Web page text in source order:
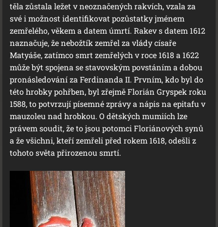
těla zůstala ležet v neoznačených rakvích, vzala za
své i možnost identifikovat pozůstatky jménem
zemřelého, věkem a datem úmrtí. Rakev s datem 1612
naznačuje, že nebožtík zemřel za vlády císaře
Matyáše, zatímco smrt zemřelých v roce 1618 a 1622
může být spojena se stavovským povstáním a dobou
pronásledování za Ferdinanda II. Prvním, kdo byl do
této hrobky pohřben, byl zřejmě Florián Gryspek roku
1588, to potvrzují písemné zprávy a nápis na epitafu v
mauzoleu nad hrobkou. O dětských mumiích lze
právem soudit, že to jsou potomci Floriánových synů
a že všichni, kteří zemřeli před rokem 1618, odešli z
tohoto světa přirozenou smrtí.